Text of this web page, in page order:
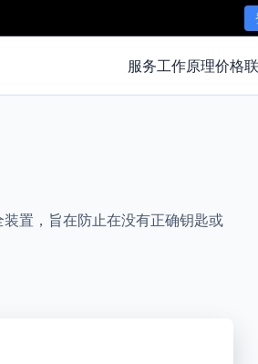
服务工作原理价格
置，旨在防止在没有正确钥匙或